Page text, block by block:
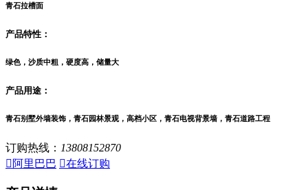
青石拉槽面
产品特性：
绿色，沙质中粗，硬度高，储量大
产品用途：
青石别墅外墙装饰，青石园林景观，高档小区，青石电视背景墙，青石道路工程
订购热线： 13808152870
 阿里巴巴 在线订购